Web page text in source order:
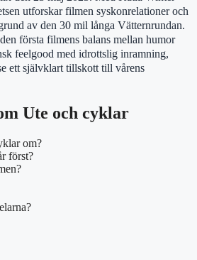
utforskar filmen syskonrelationer och
av den 30 mil långa Vätternrundan.
första filmens balans mellan humor
feelgood med idrottslig inramning,
ett självklart tillskott till vårens
Ute och cyklar
om?
först?